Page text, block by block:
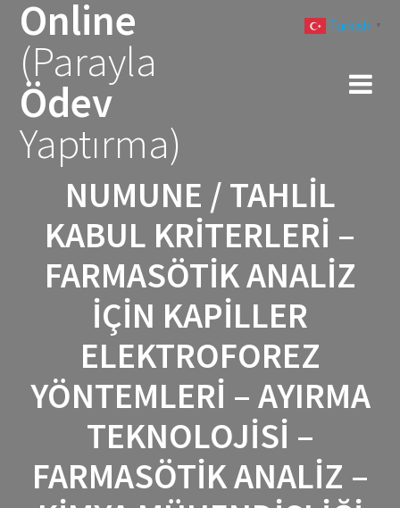
Online
(Parayla
Ödev
Yaptırma)
NUMUNE / TAHLIL
KABUL KRITERLERI –
FARMASÖTIK ANALIZ
İÇIN KAPILLER
ELEKTROFOREZ
YÖNTEMLERI – AYIRMA
TEKNOLOJISI –
FARMASÖTİK ANALİZ –
Turkish ▼